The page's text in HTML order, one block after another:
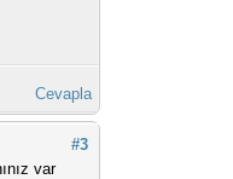
Cevapla
#3
var